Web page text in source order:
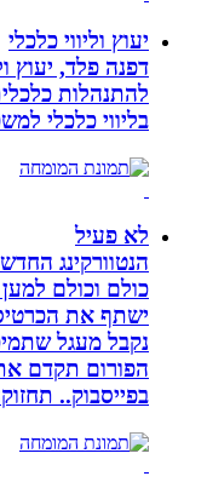
יעוץ וליווי כלכלי
דפנה פלד, יעוץ
בליווי כלכלי
לא פעיל
הנטוורקינג
כולם וכולם
ישתף את הכרטיס
נקבל מעגל
הפורום תקדם את
בפייסבוק..